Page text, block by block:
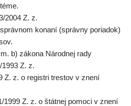
2004 Z. z.
konaní (správny poriadok)
b) zákona Národnej rady
Z. z.
Z. z. o registri trestov v znení
1999 Z. z. o štátnej pomoci v znení